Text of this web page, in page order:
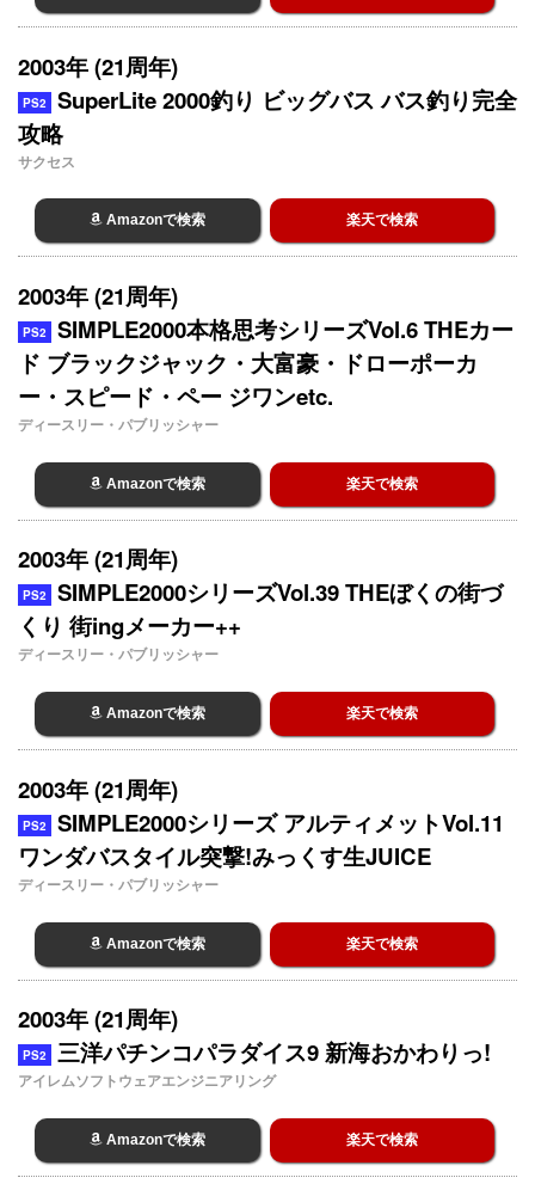
2003年 (21周年)
PS2
SuperLite 2000釣り ビッグバス バス釣り完全
攻略
サクセス
Amazonで検索 楽天で検索
2003年 (21周年)
PS2
SIMPLE2000本格思考シリーズVol.6 THEカー
ド ブラックジャック・大富豪・ドローポーカ
ー・スピード・ペー ジワンetc.
ディースリー・パブリッシャー
Amazonで検索 楽天で検索
2003年 (21周年)
PS2
SIMPLE2000シリーズVol.39 THEぼくの街づ
くり 街ingメーカー++
ディースリー・パブリッシャー
Amazonで検索 楽天で検索
2003年 (21周年)
PS2
SIMPLE2000シリーズ アルティメットVol.11
ワンダバスタイル突撃!みっくす生JUICE
ディースリー・パブリッシャー
Amazonで検索 楽天で検索
2003年 (21周年)
PS2 三洋パチンコパラダイス9 新海おかわりっ!
アイレムソフトウェアエンジニアリング
Amazonで検索 楽天で検索